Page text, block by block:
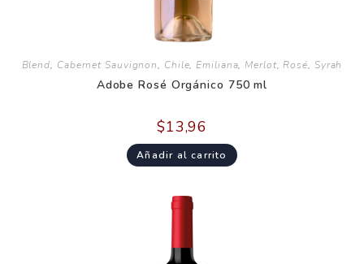
Blend, Cabernet Sauvignon, Chile,Emiliana, Merlot,Rosé, Syrah
Adobe Rosé Orgánico 750 ml
$13,96
Añadir al carrito